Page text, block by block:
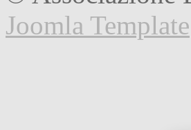
Joomla Template